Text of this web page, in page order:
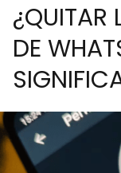
¿QUITAR
DE